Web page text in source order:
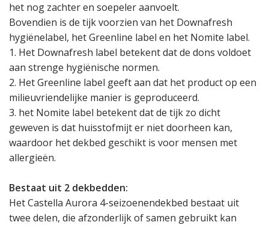
het nog zachter en soepeler aanvoelt.
Bovendien is de tijk voorzien van het Downafresh
hygiënelabel, het Greenline label en het Nomite label.
1. Het Downafresh label betekent dat de dons voldoet
aan strenge hygiënische normen.
2. Het Greenline label geeft aan dat het product op een
milieuvriendelijke manier is geproduceerd.
3. het Nomite label betekent dat de tijk zo dicht
geweven is dat huisstofmijt er niet doorheen kan,
waardoor het dekbed geschikt is voor mensen met
allergieën.
Bestaat uit 2 dekbedden:
Het Castella Aurora 4-seizoenendekbed bestaat uit
twee delen, die afzonderlijk of samen gebruikt kan